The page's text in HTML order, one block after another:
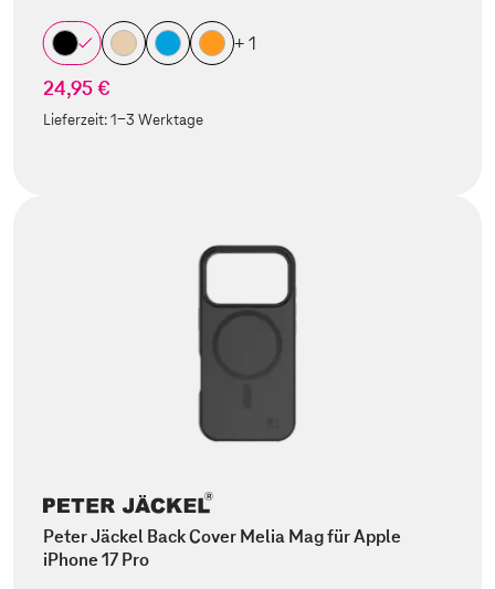
+ 1
24,95 €
Lieferzeit:1-3 Werktage
Peter Jäckel Back Cover Melia Mag für Apple
iPhone 17 Pro